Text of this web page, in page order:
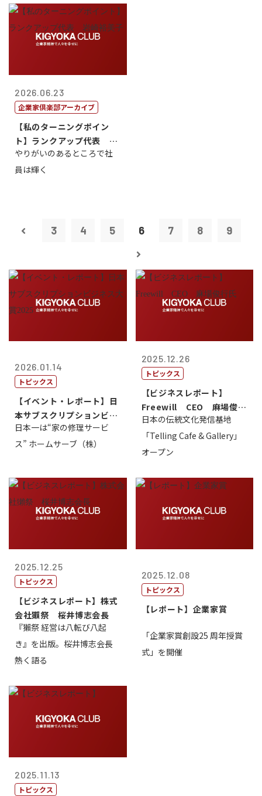
2026.06.23
企業家倶楽部アーカイブ
【私のターニングポイン
ト】ランクアップ代表 岩
崎裕美子
やりがいのあるところで社
員は輝く
3 4 5 6 7 8 9
2026.01.14
トピックス
【イベント・レポート】日
本サブスクリプションビジ
ネス大賞20...
日本一は“家の修理サービ
ス” ホームサーブ（株）
2025.12.26
トピックス
【ビジネスレポート】
Freewill CEO 麻場俊行
氏
日本の伝統文化発信基地
「Telling Cafe & Gallery」
オープン
2025.12.25
トピックス
【ビジネスレポート】株式
会社獺祭 桜井博志会長
『獺祭 経営は八転び八起
き』を出版。桜井博志会長
熱く語る
2025.12.08
トピックス
【レポート】企業家賞
「企業家賞創設25 周年授賞
式」を開催
2025.11.13
トピックス